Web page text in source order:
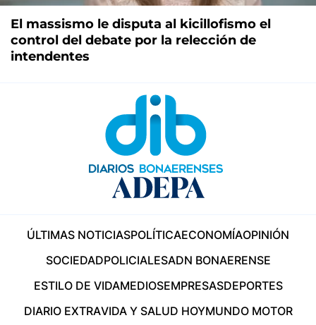
El massismo le disputa al kicillofismo el
control del debate por la relección de
intendentes
ÚLTIMAS NOTICIASPOLÍTICAECONOMÍAOPINIÓN
SOCIEDADPOLICIALESADN BONAERENSE
ESTILO DE VIDAMEDIOSEMPRESASDEPORTES
DIARIO EXTRAVIDA Y SALUD HOYMUNDO MOTOR